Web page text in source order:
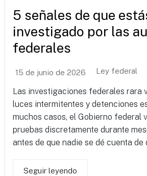
5 señales de que
investigado por las
federales
15 de junio de 2026 Ley federal
Las investigaciones federales rara
luces intermitentes y detenciones
muchos casos, el Gobierno federal
pruebas discretamente durante
antes de que nadie se dé cuenta de
Seguir leyendo